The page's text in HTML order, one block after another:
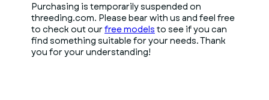
Purchasing is temporarily suspended on
threeding.com. Please bear with us and feel free
to check out our free models to see if you can
find something suitable for your needs. Thank
you for your understanding!